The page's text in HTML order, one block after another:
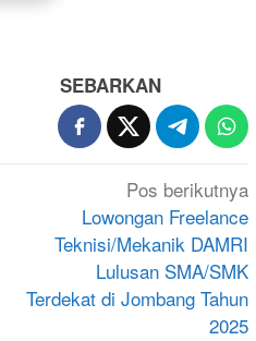
SEBARKAN
Pos berikutnya
Lowongan Freelance
Teknisi/Mekanik DAMRI
Lulusan SMA/SMK
Terdekat di Jombang Tahun
2025